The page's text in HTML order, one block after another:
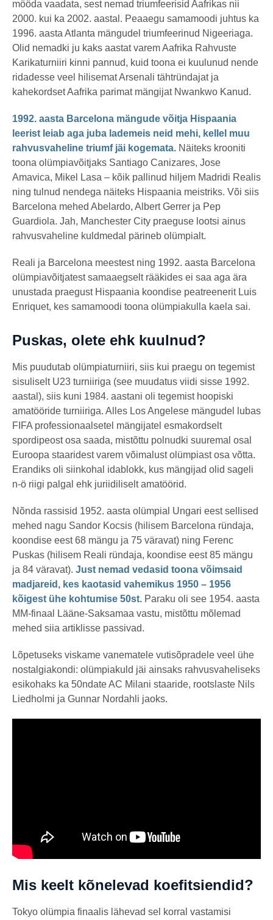
mööda vaadata, sest nemad triumfeerisid Aafrikas nii
2000. kui ka 2002. aastal. Peaaegu samamoodi juhtus ka
1996. aasta Atlanta mängudel triumfeerinud Nigeeriaga.
Olid nemadki ju kaks aastat varem Aafrika Rahvuste
Karikaturniiri kinni pannud, kuid toona ei kuulunud nende
ridadesse veel hilisemat Arsenali tähtründajat ja
kahekordset Aafrika parimat mängijat Nwankwo Kanud.
1992. aasta Barcelona mängude võitja Hispaania
leerist leiab aga juba lademeis neid mehi, kellel muu
rahvusvaheline triumf jäi kogemata. Näiteks krooniti
toona olümpiavõitjaks Santiago Canizares, Jose
Amavica, Mikel Lasa – kõik pallinud hiljem Madridi Realis
ning tulnud nendega näiteks Hispaania meistriks. Või siis
Barcelona mehed Abelardo, Albert Gerrer ja Pep
Guardiola. Jah, Manchester City praeguse lootsi ainus
rahvusvaheline kuldmedal pärineb olümpialt.
Reali ja Barcelona meestest ning 1992. aasta Barcelona
olümpiavõitjatest samaaegselt rääkides ei saa aga ära
unustada praegust Hispaania koondise peatreenerit Luis
Enriquet, kes samamoodi toona olümpiakulla kaela sai.
Puskas, olete ehk kuulnud?
Mis puudutab olümpiaturniiri, siis kui praegu on tegemist
sisuliselt U23 turniiriga (see muudatus viidi sisse 1992.
aastal), siis kuni 1984. aastani oli tegemist hoopiski
amatööride turniiriga. Alles Los Angelese mängudel lubas
FIFA professionaalsetel mängijatel esmakordselt
spordipeost osa saada, mistõttu polnudki suuremal osal
Euroopa staaridest varem võimalust olümpiast osa võtta.
Erandiks oli siinkohal idablokk, kus mängijad olid sageli
n-ö riigi palgal ehk juriidiliselt amatöörid.
Nõnda rassisid 1952. aasta olümpial Ungari eest sellised
mehed nagu Sandor Kocsis (hilisem Barcelona ründaja,
koondise eest 68 mängu ja 75 väravat) ning Ferenc
Puskas (hilisem Reali ründaja, koondise eest 85 mängu
ja 84 väravat). Just nemad vedasid toona võimsaid
madjareid, kes kaotasid vahemikus 1950 – 1956
kõigest ühe kohtumise 50st. Paraku oli see 1954. aasta
MM-finaal Lääne-Saksamaa vastu, mistõttu mõlemad
mehed siia artiklisse passivad.
Lõpetuseks viskame vanematele vutisõpradele veel ühe
nostalgiakondi: olümpiakuld jäi ainsaks rahvusvaheliseks
esikohaks ka 50ndate AC Milani staaride, rootslaste Nils
Liedholmi ja Gunnar Nordahli jaoks.
Mis keelt kõnelevad koefitsiendid?
Tokyo olümpia finaalis lähevad sel korral vastamisi